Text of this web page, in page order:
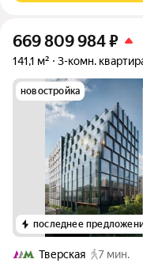
669 809 984₽
141,1 м² 3-комн.
новостройка
последнее
Тверская
7 мин.